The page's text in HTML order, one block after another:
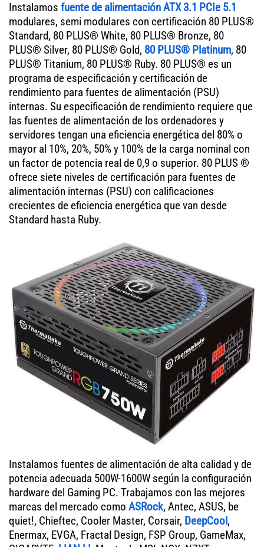
Instalamos fuente de alimentación ATX 3.1 PCIe 5.1
modulares, semi modulares con certificación 80 PLUS®
Standard, 80 PLUS® White, 80 PLUS® Bronze, 80
PLUS® Silver, 80 PLUS® Gold, 80 PLUS® Platinum, 80
PLUS® Titanium, 80 PLUS® Ruby. 80 PLUS® es un
programa de especificación y certificación de
rendimiento para fuentes de alimentación (PSU)
internas. Su especificación de rendimiento requiere que
las fuentes de alimentación de los ordenadores y
servidores tengan una eficiencia energética del 80% o
mayor al 10%, 20%, 50% y 100% de la carga nominal con
un factor de potencia real de 0,9 o superior. 80 PLUS ®
ofrece siete niveles de certificación para fuentes de
alimentación internas (PSU) con calificaciones
crecientes de eficiencia energética que van desde
Standard hasta Ruby.
Instalamos fuentes de alimentación de alta calidad y de
potencia adecuada 500W-1600W según la configuración
hardware del Gaming PC. Trabajamos con las mejores
marcas del mercado como ASRock, Antec, ASUS, be
quiet!, Chieftec, Cooler Master, Corsair, DeepCool,
Enermax, EVGA, Fractal Design, FSP Group, GameMax,